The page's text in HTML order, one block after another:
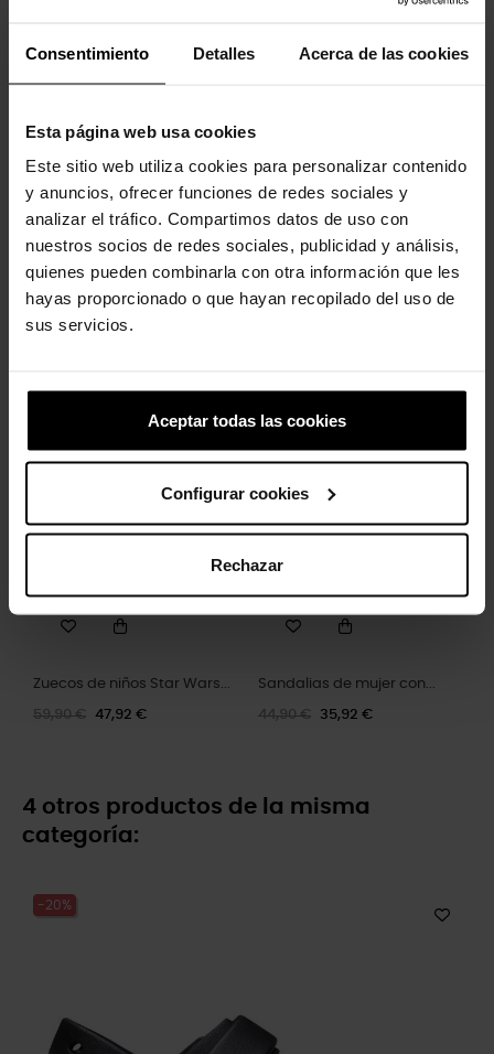
Consentimiento Detalles Acerca de las cookies
Esta página web usa cookies
Este sitio web utiliza cookies para personalizar contenido
y anuncios, ofrecer funciones de redes sociales y
analizar el tráfico. Compartimos datos de uso con
nuestros socios de redes sociales, publicidad y análisis,
quienes pueden combinarla con otra información que les
hayas proporcionado o que hayan recopilado del uso de
sus servicios.
Aceptar todas las cookies
Configurar cookies
Rechazar
Zuecos de niños Star Wars...
59,90 € 47,92 €
Sandalias de mujer con...
44,90 € 35,92 €
4 otros productos de la misma
categoría:
-20%